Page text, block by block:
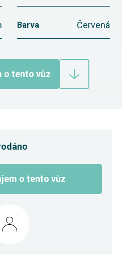
Barva Červená
o tento vůz
o tento vůz